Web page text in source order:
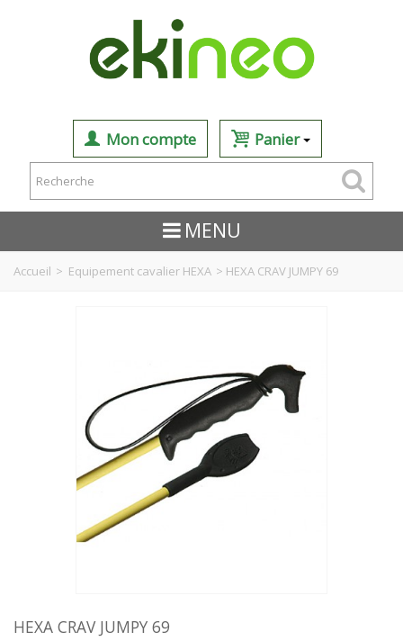
Mon compte Panier
MENU
Accueil > Equipement cavalier HEXA > HEXA CRAV JUMPY 69
HEXA CRAV JUMPY 69